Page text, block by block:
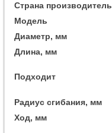
Страна производитель
Модель
Диаметр, мм
Длина, мм
Подходит
Радиус сгибания, мм
Ход, мм